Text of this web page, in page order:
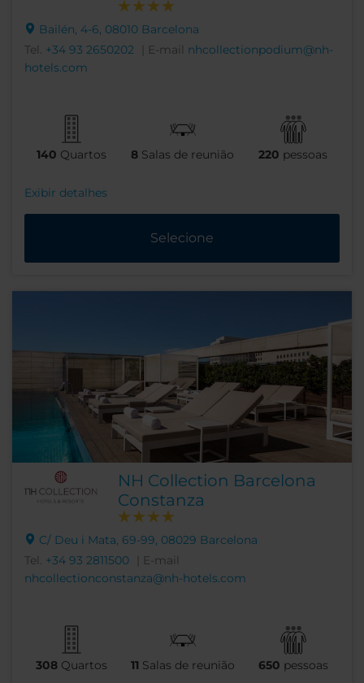
Bailén, 4-6, 08010 Barcelona
Tel. +34 93 2650202 | E-mail nhcollectionpodium@nh-
hotels.com
140 Quartos 8 Salas de reunião 220 pessoas
Exibir detalhes
Selecione
NH Collection Barcelona
Constanza
C/ Deu i Mata, 69-99, 08029 Barcelona
Tel. +34 93 2811500
| E-mail
nhcollectionconstanza@nh-hotels.com
308 Quartos 11 Salas de reunião 650 pessoas